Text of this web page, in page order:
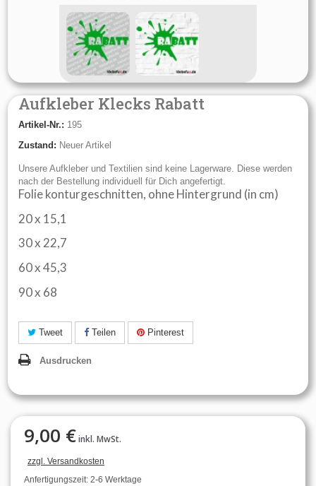
Aufkleber Klecks Rabatt
Artikel-Nr.: 195
Zustand: Neuer Artikel
Unsere Aufkleber und Textilien sind keine Lagerware. Diese werden
nach der Bestellung individuell für Dich angefertigt.
Folie konturgeschnitten, ohne Hintergrund (in cm)
20 x 15,1
30 x 22,7
60 x 45,3
90 x 68
Tweet Teilen Pinterest
Ausdrucken
9,00 €inkl. MwSt.
zzgl. Versandkosten
Anfertigungszeit: 2-6 Werktage